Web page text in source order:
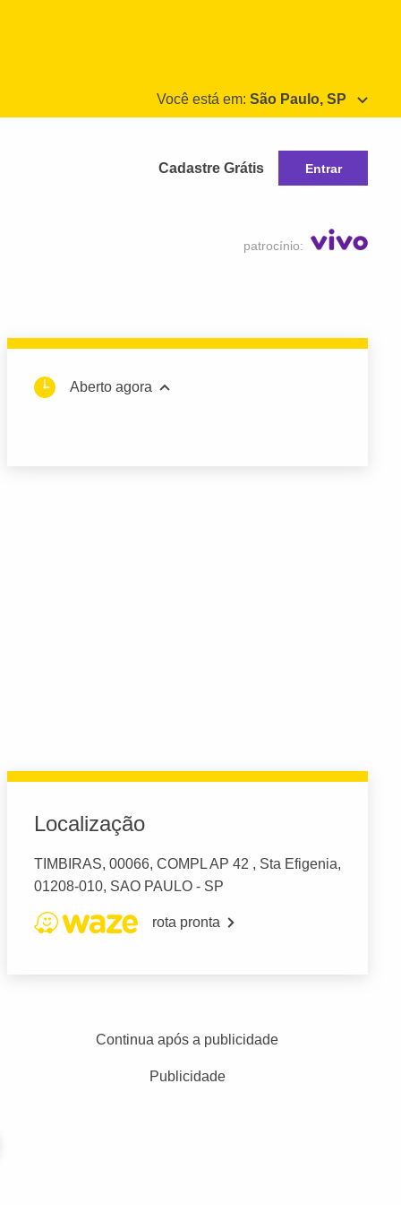
Você está em: São Paulo, SP
Cadastre Grátis Entrar
patrocínio:
Aberto agora
Localização
TIMBIRAS, 00066, COMPL AP 42 , Sta Efigenia,
01208-010, SAO PAULO - SP
rota pronta
Continua após a publicidade
Publicidade